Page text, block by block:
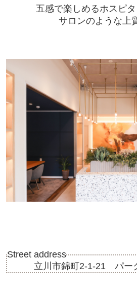
五感で楽しめるホスピ
サロンのような上
Street address
立川市錦町2-1-21 パー